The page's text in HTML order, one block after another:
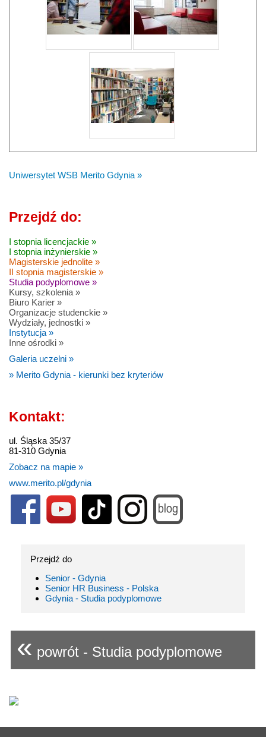
Uniwersytet WSB Merito Gdynia »
Przejdź do:
I stopnia licencjackie »
I stopnia inżynierskie »
Magisterskie jednolite »
II stopnia magisterskie »
Studia podyplomowe »
Kursy, szkolenia »
Biuro Karier »
Organizacje studenckie »
Wydziały, jednostki »
Instytucja »
Inne ośrodki »
Galeria uczelni »
» Merito Gdynia - kierunki bez kryteriów
Kontakt:
ul. Śląska 35/37
81-310 Gdynia
Zobacz na mapie »
www.merito.pl/gdynia
Przejdź do
Senior - Gdynia
Senior HR Business - Polska
Gdynia - Studia podyplomowe
« powrót - Studia podyplomowe